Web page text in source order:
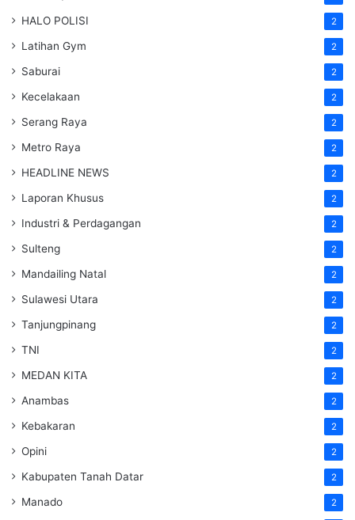
HALO POLISI 2
Latihan Gym 2
Saburai 2
Kecelakaan 2
Serang Raya 2
Metro Raya 2
HEADLINE NEWS 2
Laporan Khusus 2
Industri & Perdagangan 2
Sulteng 2
Mandailing Natal 2
Sulawesi Utara 2
Tanjungpinang 2
TNI 2
MEDAN KITA 2
Anambas 2
Kebakaran 2
Opini 2
Kabupaten Tanah Datar 2
Manado 2